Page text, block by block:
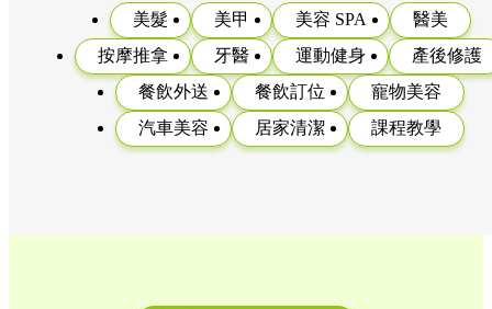
美髮 美甲 美容 SPA
醫美
按摩推拿
牙醫 運動健身
產後修護
餐飲外送
餐飲訂位
寵物美容
汽車美容
居家清潔 課程教學